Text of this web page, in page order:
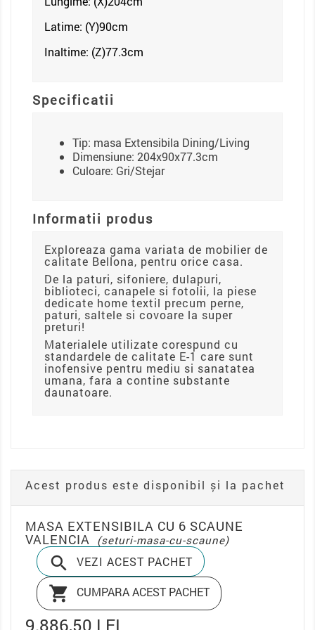
Latime: (Y)90cm
Inaltime: (Z)77.3cm
Specificatii
Tip: masa Extensibila Dining/Living
Dimensiune: 204x90x77.3cm
Culoare: Gri/Stejar
Informatii produs
Exploreaza gama variata de mobilier de
calitate Bellona, pentru orice casa.
De la paturi, sifoniere, dulapuri,
biblioteci, canapele si fotolii, la piese
dedicate home textil precum perne,
paturi, saltele si covoare la super
preturi!
Materialele utilizate corespund cu
standardele de calitate E-1 care sunt
inofensive pentru mediu si sanatatea
umana, fara a contine substante
daunatoare.
Acest produs este disponibil și la pachet
MASA EXTENSIBILA CU 6 SCAUNE
VALENCIA (seturi-masa-cu-scaune)
 VEZI ACEST PACHET
 CUMPARA ACEST PACHET
9.886,50 LEI